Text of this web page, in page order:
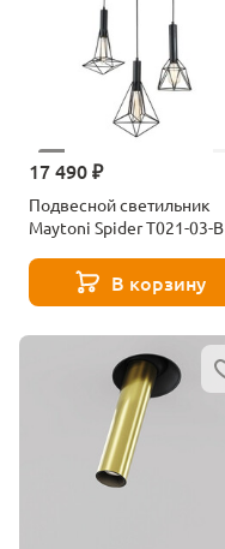
17 490 ₽
Подвесной светильник
Maytoni Spider T021-03-B
В корзину